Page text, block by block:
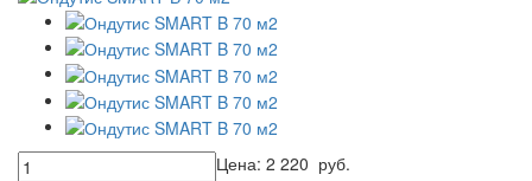
Цена: 2 220 руб.